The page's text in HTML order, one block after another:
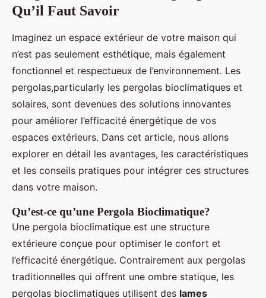
: ce qu'il faut savoir
Alexandre •2 janvier 2025•5 min de lecture
Qu’il Faut Savoir
Imaginez un espace extérieur de votre maison qui
n’est pas seulement esthétique, mais également
fonctionnel et respectueux de l’environnement. Les
pergolas,particularly les pergolas bioclimatiques et
solaires, sont devenues des solutions innovantes
pour améliorer l’efficacité énergétique de vos
espaces extérieurs. Dans cet article, nous allons
explorer en détail les avantages, les caractéristiques
et les conseils pratiques pour intégrer ces structures
dans votre maison.
Qu’est-ce qu’une Pergola Bioclimatique?
Une pergola bioclimatique est une structure
extérieure conçue pour optimiser le confort et
l’efficacité énergétique. Contrairement aux pergolas
traditionnelles qui offrent une ombre statique, les
pergolas bioclimatiques utilisent des lames